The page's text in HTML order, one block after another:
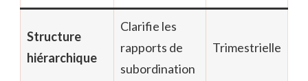
Structure
hiérarchique
Clarifie les
rapports de
subordination
Trimestrielle